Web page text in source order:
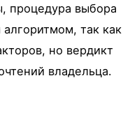
процедура выбора
так как
но вердикт
владельца.